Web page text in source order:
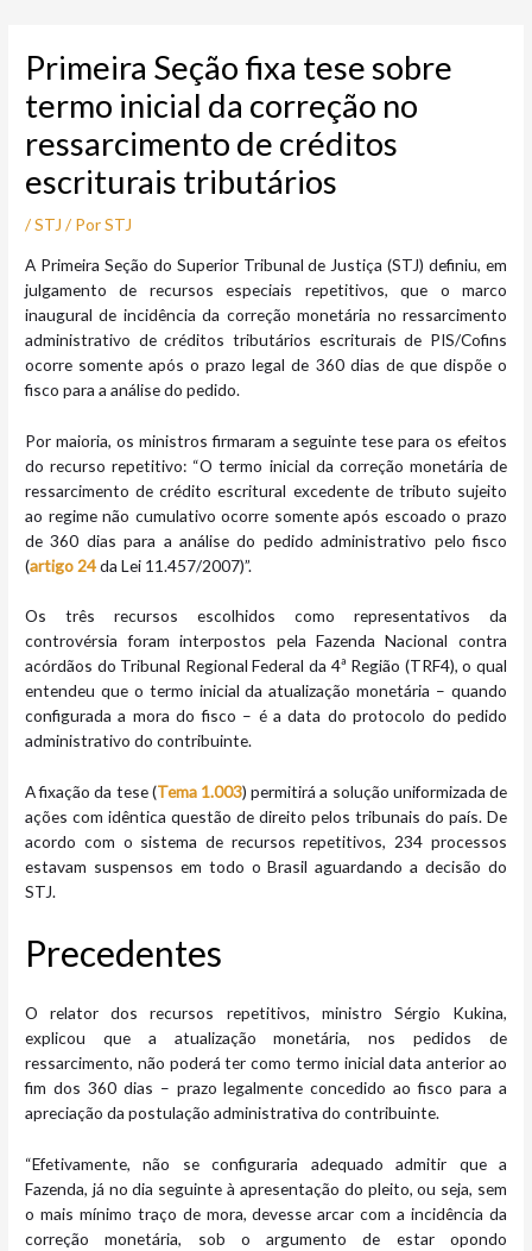
conteúdo
Primeira Seção fixa tese sobre
termo inicial da correção no
ressarcimento de créditos
escriturais tributários
/STJ / PorSTJ
​​A Primeira Seção do Superior Tribunal de Justiça (STJ) definiu, em
julgamento de recursos especiais repetitivos, que o marco
inaugural de incidência da correção monetária no ressarcimento
administrativo de créditos tributários escriturais de PIS/Cofins
ocorre somente após o prazo legal de 360 dias de que dispõe o
fisco para a análise do pedido.
Por maioria, os ministros firmaram a seguinte tese para os efeitos
do recurso repetitivo: “O termo inicial da correção monetária de
ressarcimento de crédito escritural excedente de tributo sujeito
ao regime não cumulativo ocorre somente após escoado o prazo
de 360 dias para a análise do pedido administrativo pelo fisco
(artigo 24da Lei 11.457/2007)”.
Os três recursos escolhidos como representativos da
controvérsia foram interpostos pela Fazenda Nacional contra
acórdãos do Tribunal Regional Federal da 4ª Região (TRF4), o qual
entendeu que o termo inicial da atualização monetária – quando
configurada a mora do fisco – é a data do protocolo do pedido
administrativo do contribuinte.
A fixação da tese (Tema 1.003) permitirá a solução uniformizada de
ações com idêntica questão de direito pelos tribunais do país. De
acordo com o sistema de recursos repetitivos, 234 processos
estavam suspensos em todo o Brasil aguardando a decisão do
STJ.
Preceden​​tes
O relator dos recursos repetitivos, ministro Sérgio Kukina,
explicou que a atualização monetária, nos pedidos de
ressarcimento, não poderá ter como termo inicial data anterior ao
fim dos 360 dias – prazo legalmente concedido ao fisco para a
apreciação da postulação administrativa do contribuinte.
“Efetivamente, não se configuraria adequado admitir que a
Fazenda, já no dia seguinte à apresentação do pleito, ou seja, sem
o mais mínimo traço de mora, devesse arcar com a incidência da
correção monetária, sob o argumento de estar opondo